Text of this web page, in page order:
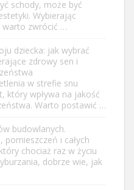
schody, może być
Wybierając
warto zwrócić …
dziecka: jak wybrać
zdrowy sen i
w strefie snu
który wpływa na jakość
Warto postawić …
budowlanych.
pomieszczeń i całych
chociaż raz w życiu
dobrze wie, jak